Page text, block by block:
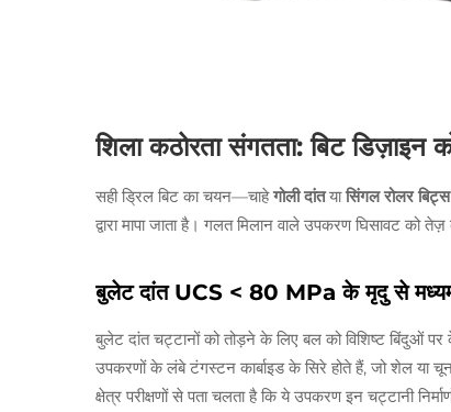
शिला कठोरता संगतता: बिट
सही ड्रिल बिट का चयन—चाहेगोली दांतयासिंगल रोलर बिट्स
द्वारा मापा जाता है। गलत मिलान वाले उपकरण घिसावट को
बुलेट दांत UCS < 80 MPa के मृदु से
बुलेट दांत चट्टानों को तोड़ने के लिए बल को विशिष्ट बिंदुओं
उपकरणों के लंबे टंगस्टन कार्बाइड के सिरे होते हैं, जो शेल या
क्षेत्र परीक्षणों से पता चलता है कि ये उपकरण इन चट्टानी